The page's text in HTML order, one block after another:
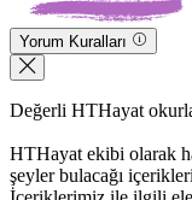
Yorum Kuralları
Değerli HTHayat
HTHayat ekibi olarak
şeyler bulacağı